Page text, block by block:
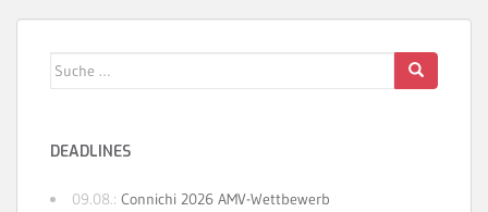
Suche
DEADLINES
09.08.: Connichi 2026 AMV-Wettbewerb